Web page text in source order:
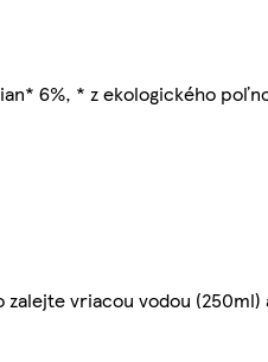
6%, * z ekologického
vriacou vodou